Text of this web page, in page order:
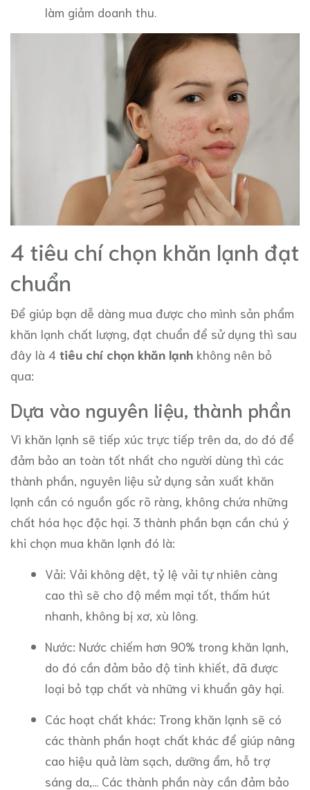
làm giảm doanh thu.
4 tiêu chí chọn khăn lạnh đạt
chuẩn
Để giúp bạn dễ dàng mua được cho mình sản phẩm
khăn lạnh chất lượng, đạt chuẩn để sử dụng thì sau
đây là 4 tiêu chí chọn khăn lạnh không nên bỏ
qua:
Dựa vào nguyên liệu, thành phần
Vì khăn lạnh sẽ tiếp xúc trực tiếp trên da, do đó để
đảm bảo an toàn tốt nhất cho người dùng thì các
thành phần, nguyên liệu sử dụng sản xuất khăn
lạnh cần có nguồn gốc rõ ràng, không chứa những
chất hóa học độc hại. 3 thành phần bạn cần chú ý
khi chọn mua khăn lạnh đó là:
Vải: Vải không dệt, tỷ lệ vải tự nhiên càng
cao thì sẽ cho độ mềm mại tốt, thấm hút
nhanh, không bị xơ, xù lông.
Nước: Nước chiếm hơn 90% trong khăn lạnh,
do đó cần đảm bảo độ tinh khiết, đã được
loại bỏ tạp chất và những vi khuẩn gây hại.
Các hoạt chất khác: Trong khăn lạnh sẽ có
các thành phần hoạt chất khác để giúp nâng
cao hiệu quả làm sạch, dưỡng ẩm, hỗ trợ
sáng da,... Các thành phần này cần đảm bảo